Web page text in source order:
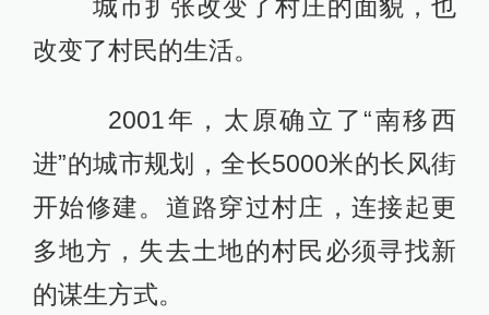
城市扩张改变了村庄的面貌，也
改变了村民的生活。
2001年，太原确立了“南移西
进”的城市规划，全长5000米的长风街
开始修建。道路穿过村庄，连接起更
多地方，失去土地的村民必须寻找新
的谋生方式。